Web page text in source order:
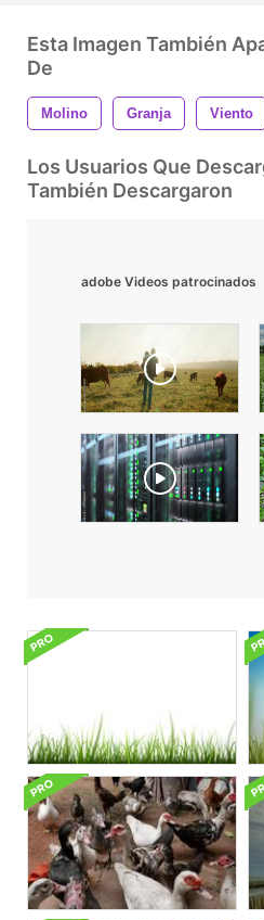
Esta Imagen También
De
Molino Granja Viento
Los Usuarios Que
También Descargaron
adobe Videos patrocinados